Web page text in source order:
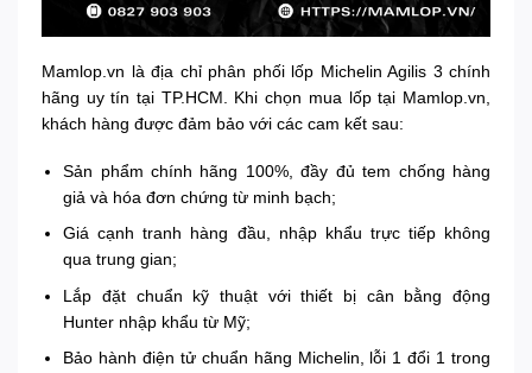
Mamlop.vn là địa chỉ phân phối lốp Michelin Agilis 3 chính
hãng uy tín tại TP.HCM. Khi chọn mua lốp tại Mamlop.vn,
khách hàng được đảm bảo với các cam kết sau:
Sản phẩm chính hãng 100%, đầy đủ tem chống hàng
giả và hóa đơn chứng từ minh bạch;
Giá cạnh tranh hàng đầu, nhập khẩu trực tiếp không
qua trung gian;
Lắp đặt chuẩn kỹ thuật với thiết bị cân bằng động
Hunter nhập khẩu từ Mỹ;
Bảo hành điện tử chuẩn hãng Michelin, lỗi 1 đổi 1 trong